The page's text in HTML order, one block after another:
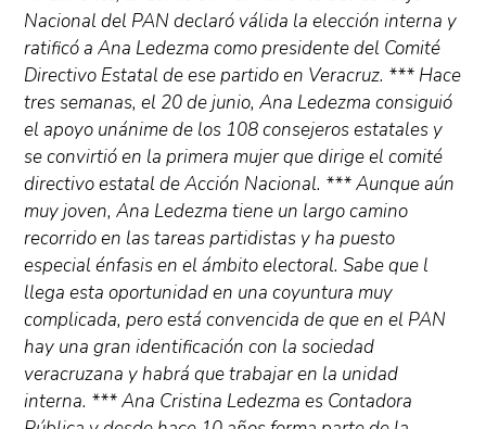
Nacional del PAN declaró válida la elección interna y
ratificó a Ana Ledezma como presidente del Comité
Directivo Estatal de ese partido en Veracruz. *** Hace
tres semanas, el 20 de junio, Ana Ledezma consiguió
el apoyo unánime de los 108 consejeros estatales y
se convirtió en la primera mujer que dirige el comité
directivo estatal de Acción Nacional. *** Aunque aún
muy joven, Ana Ledezma tiene un largo camino
recorrido en las tareas partidistas y ha puesto
especial énfasis en el ámbito electoral. Sabe que l
llega esta oportunidad en una coyuntura muy
complicada, pero está convencida de que en el PAN
hay una gran identificación con la sociedad
veracruzana y habrá que trabajar en la unidad
interna. *** Ana Cristina Ledezma es Contadora